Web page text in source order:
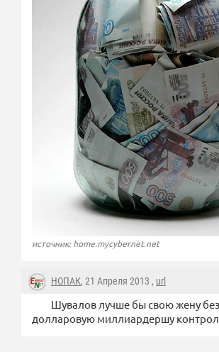
источник: home.mycybernet.net
НОПАК, 21 Апреля 2013 , url
Шувалов лучше бы свою жену
долларовую миллиардершу